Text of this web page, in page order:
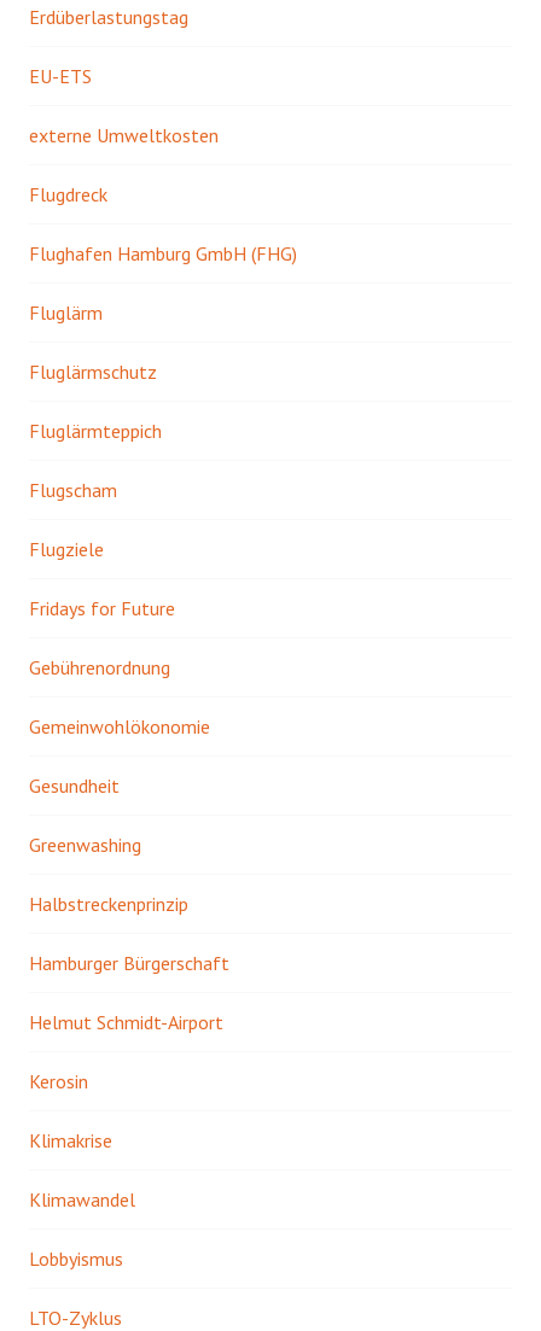
Erdüberlastungstag
EU-ETS
externe Umweltkosten
Flugdreck
Flughafen Hamburg GmbH (FHG)
Fluglärm
Fluglärmschutz
Fluglärmteppich
Flugscham
Flugziele
Fridays for Future
Gebührenordnung
Gemeinwohlökonomie
Gesundheit
Greenwashing
Halbstreckenprinzip
Hamburger Bürgerschaft
Helmut Schmidt-Airport
Kerosin
Klimakrise
Klimawandel
Lobbyismus
LTO-Zyklus